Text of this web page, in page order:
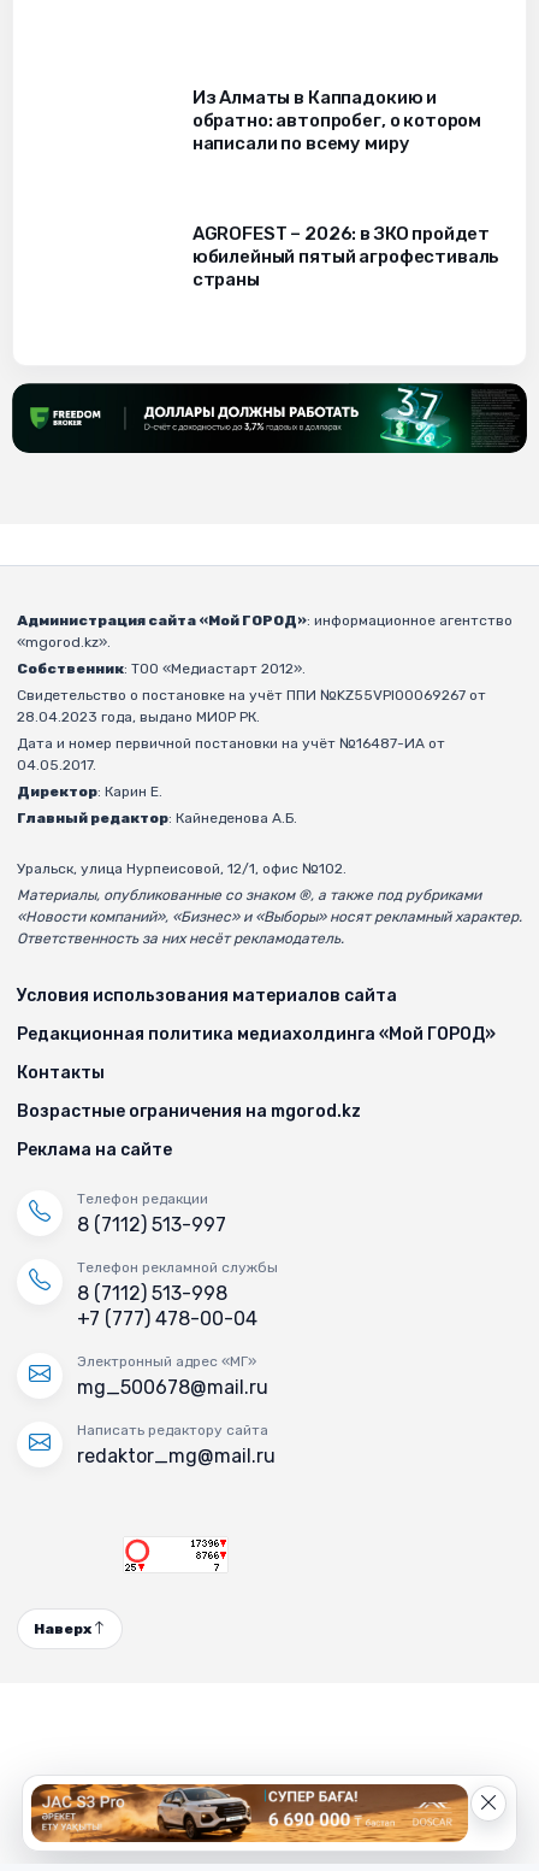
Из Алматы в Каппадокию и
обратно: автопробег, о котором
написали по всему миру
AGROFEST – 2026: в ЗКО пройдет
юбилейный пятый агрофестиваль
страны
Администрация сайта «Мой ГОРОД»: информационное агентство
«mgorod.kz».
Собственник: ТОО «Медиастарт 2012».
Свидетельство о постановке на учёт ППИ №KZ55VPI00069267 от
28.04.2023 года, выдано МИОР РК.
Дата и номер первичной постановки на учёт №16487-ИА от
04.05.2017.
Директор: Карин Е.
Главный редактор: Кайнеденова А.Б.
Уральск, улица Нурпеисовой, 12/1, офис №102.
Материалы, опубликованные со знаком ®, а также под рубриками
«Новости компаний», «Бизнес» и «Выборы» носят рекламный характер.
Ответственность за них несёт рекламодатель.
Условия использования материалов сайта
Редакционная политика медиахолдинга «Мой ГОРОД»
Контакты
Возрастные ограничения на mgorod.kz
Реклама на сайте
Телефон редакции
8 (7112) 513-997
Телефон рекламной службы
8 (7112) 513-998
+7 (777) 478-00-04
Электронный адрес «МГ»
mg_500678@mail.ru
Написать редактору сайта
redaktor_mg@mail.ru
Наверх